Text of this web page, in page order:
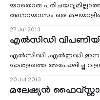
വാഗ്ദാനംചെയ്താണ് ഈ
ചെയ്ത
യാതൊരു
അനായാസം ഒരു
കൈവശ്യപ്പെടുത്തിയ
പ്രവാസലോകം അറിഞ്ഞത്
മഞ്ഞപ്ര സ്വദേശി സതീഷ്
ഡോളര്‍. സിങ്കപ്പൂര്‍
തട്ടിയത്.എന്നാല്‍ സിംഗപ്
27 Jul 2013
എല്‍സിഡി
എല്‍സിഡി ,എല്‍ഇഡി
കേരളത്തെ അപേക്ഷിച്ചു
സിംഗപ്പൂര്‍ പോലെയുള്ള
മുതലാക്കിയ സിംഗപ്പൂര്‍
സര്‍ക്കാരിനു ഈ ഇനത്തില്‍
20 Jul 2013
മലേഷ്യന്‍